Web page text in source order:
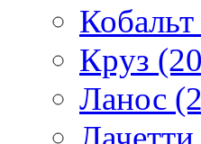
Круз
Ланос